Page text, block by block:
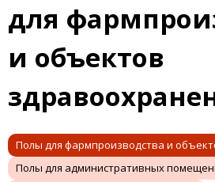
для
и объектов
Полы для фармпроизводства и
Полы для административных